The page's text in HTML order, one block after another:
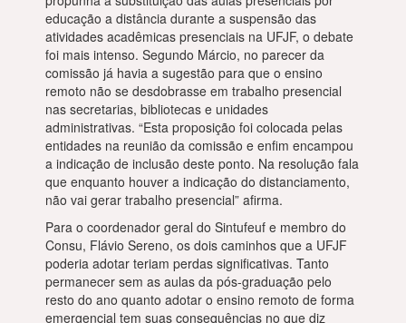
educação a distância durante a suspensão das
atividades acadêmicas presenciais na UFJF, o debate
foi mais intenso. Segundo Márcio, no parecer da
comissão já havia a sugestão para que o ensino
remoto não se desdobrasse em trabalho presencial
nas secretarias, bibliotecas e unidades
administrativas. “Esta proposição foi colocada pelas
entidades na reunião da comissão e enfim encampou
a indicação de inclusão deste ponto. Na resolução fala
que enquanto houver a indicação do distanciamento,
não vai gerar trabalho presencial” afirma.
Para o coordenador geral do Sintufeuf e membro do
Consu, Flávio Sereno, os dois caminhos que a UFJF
poderia adotar teriam perdas significativas. Tanto
permanecer sem as aulas da pós-graduação pelo
resto do ano quanto adotar o ensino remoto de forma
emergencial tem suas consequências no que diz